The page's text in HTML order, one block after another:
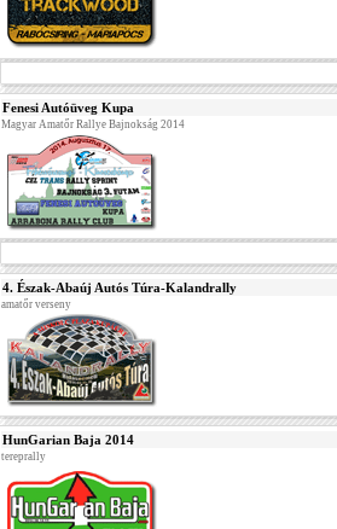
Fenesi Autóüveg Kupa
Magyar Amatőr Rallye Bajnokság 2014
4. Észak-Abaúj Autós Túra-Kalandrally
amatőr verseny
HunGarian Baja 2014
tereprally